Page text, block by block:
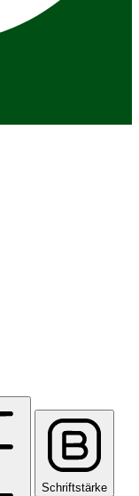
Schriftstärke